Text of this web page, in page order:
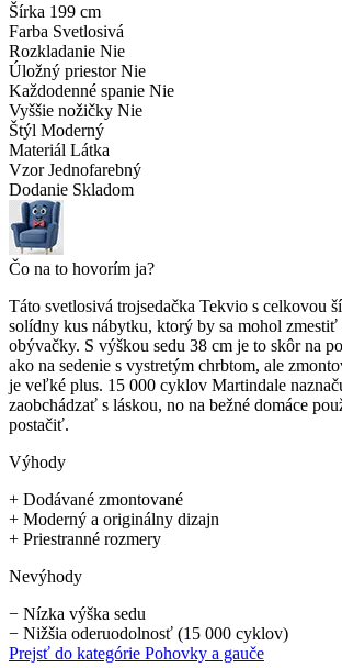
Šírka 199 cm
Farba Svetlosivá
Rozkladanie Nie
Úložný priestor Nie
Každodenné spanie Nie
Vyššie nožičky Nie
Štýl Moderný
Materiál Látka
Vzor Jednofarebný
Dodanie Skladom
Čo na to hovorím ja?
Táto svetlosivá trojsedačka Tekvio s celkovou
solídny kus nábytku, ktorý by sa mohol zmestiť
obývačky. S výškou sedu 38 cm je to skôr na
ako na sedenie s vystretým chrbtom, ale
je veľké plus. 15 000 cyklov Martindale
zaobchádzať s láskou, no na bežné domáce
postačiť.
Výhody
+ Dodávané zmontované
+ Moderný a originálny dizajn
+ Priestranné rozmery
Nevýhody
− Nízka výška sedu
− Nižšia oderuodolnosť (15 000 cyklov)
Prejsť do kategórie Pohovky a gauče